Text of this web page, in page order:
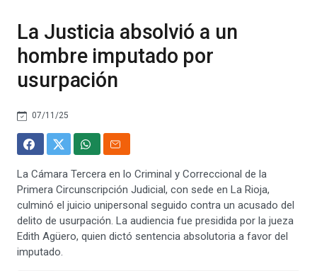
La Justicia absolvió a un
hombre imputado por
usurpación
07/11/25
La Cámara Tercera en lo Criminal y Correccional de la
Primera Circunscripción Judicial, con sede en La Rioja,
culminó el juicio unipersonal seguido contra un acusado del
delito de usurpación. La audiencia fue presidida por la jueza
Edith Agüero, quien dictó sentencia absolutoria a favor del
imputado.